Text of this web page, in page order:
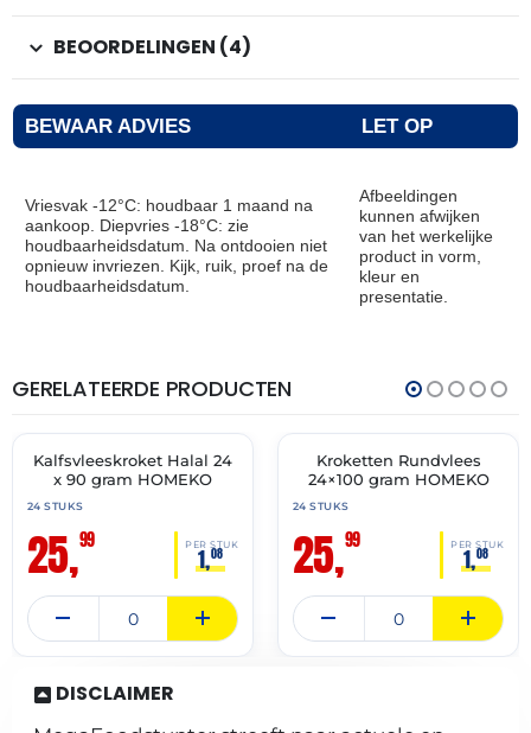
BEOORDELINGEN (4)
BEWAAR ADVIES LET OP
Vriesvak -12°C: houdbaar 1 maand na
aankoop. Diepvries -18°C: zie
houdbaarheidsdatum. Na ontdooien niet
opnieuw invriezen. Kijk, ruik, proef na de
houdbaarheidsdatum.
Afbeeldingen
kunnen afwijken
van het werkelijke
product in vorm,
kleur en
presentatie.
GERELATEERDE PRODUCTEN
✓ VAST ASSORTIMENT
THT:
15-
Kalfsvleeskroket Halal 24
x 90 gram HOMEKO
24 STUKS
25,99 PER STUK
1,08
✓ VAST ASSORTIMENT
Kroketten Rundvlees
24×100 gram HOMEKO
24 STUKS
25,99 PER STUK
1,08
DISCLAIMER